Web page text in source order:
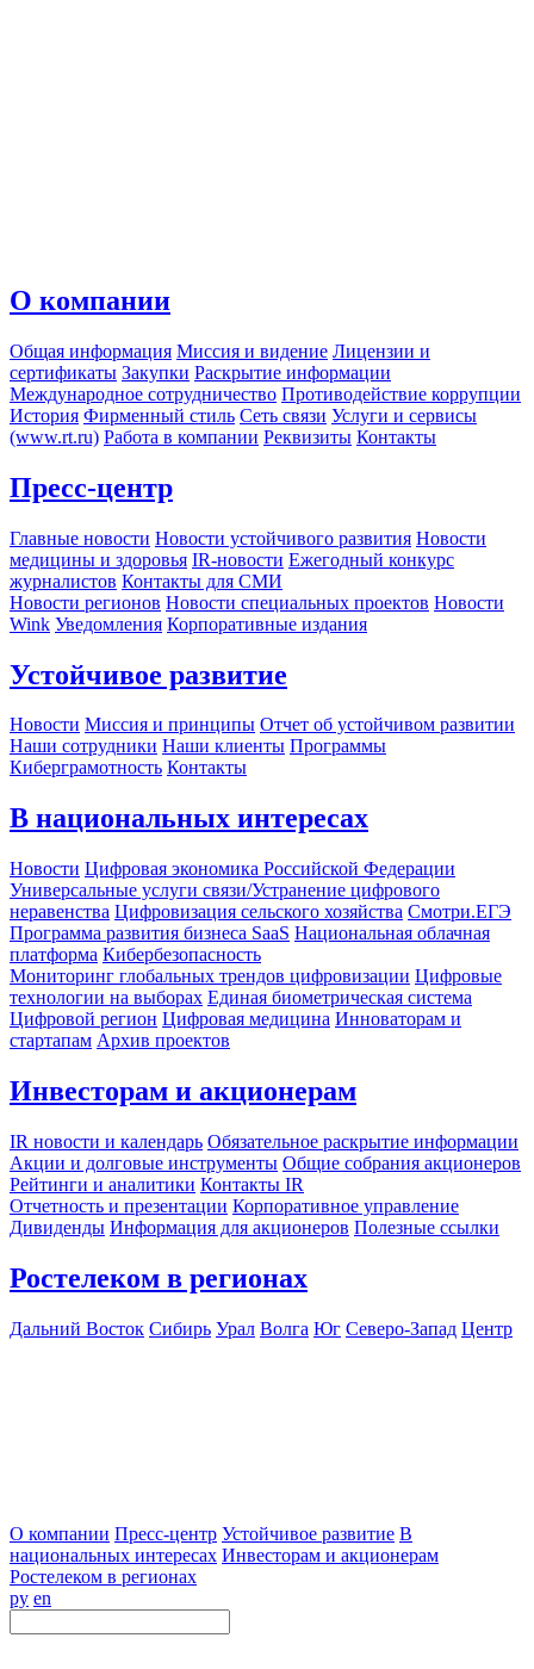
О компании
Общая информация Миссия и видение Лицензии и
сертификаты Закупки Раскрытие информации
Международное сотрудничество Противодействие коррупции
История Фирменный стиль Сеть связи Услуги и сервисы
(www.rt.ru) Работа в компании Реквизиты Контакты
Пресс-центр
Главные новости Новости устойчивого развития Новости
медицины и здоровья IR-новости Ежегодный конкурс
журналистов Контакты для СМИ
Новости регионов Новости специальных проектов Новости
Wink Уведомления Корпоративные издания
Устойчивое развитие
Новости Миссия и принципы Отчет об устойчивом развитии
Наши сотрудники Наши клиенты Программы
Киберграмотность Контакты
В национальных интересах
Новости Цифровая экономика Российской Федерации
Универсальные услуги связи/Устранение цифрового
неравенства Цифровизация сельского хозяйства Смотри.ЕГЭ
Программа развития бизнеса SaaS Национальная облачная
платформа Кибербезопасность
Мониторинг глобальных трендов цифровизации Цифровые
технологии на выборах Единая биометрическая система
Цифровой регион Цифровая медицина Инноваторам и
стартапам Архив проектов
Инвесторам и акционерам
IR новости и календарь Обязательное раскрытие информации
Акции и долговые инструменты Общие собрания акционеров
Рейтинги и аналитики Контакты IR
Отчетность и презентации Корпоративное управление
Дивиденды Информация для акционеров Полезные ссылки
Ростелеком в регионах
Дальний Восток Сибирь Урал Волга Юг Северо-Запад Центр
О компании Пресс-центр Устойчивое развитие В
национальных интересах Инвесторам и акционерам
Ростелеком в регионах
ру en